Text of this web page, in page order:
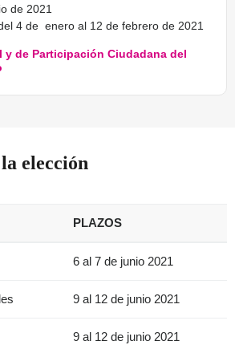
de 2021
4 de enero al 12 de febrero de 2021
de Participación Ciudadana del
elección
PLAZOS
6 al 7 de junio 2021
9 al 12 de junio 2021
9 al 12 de junio 2021